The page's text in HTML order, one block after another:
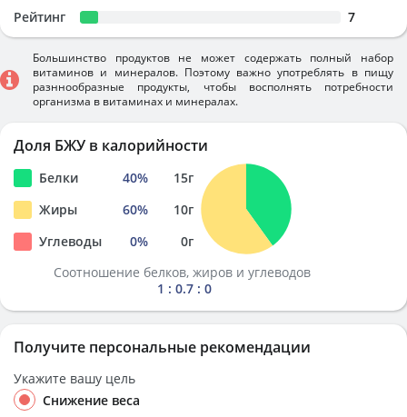
Рейтинг 7
Большинство продуктов не может содержать полный набор
витаминов и минералов. Поэтому важно употреблять в пищу
разннообразные продукты, чтобы восполнять потребности
организма в витаминах и минералах.
Доля БЖУ в калорийности
Белки 40% 15г
Жиры
60% 10г
Углеводы
0% 0г
Соотношение белков, жиров и углеводов
1 : 0.7 : 0
Получите персональные рекомендации
Укажите вашу цель
Снижение веса